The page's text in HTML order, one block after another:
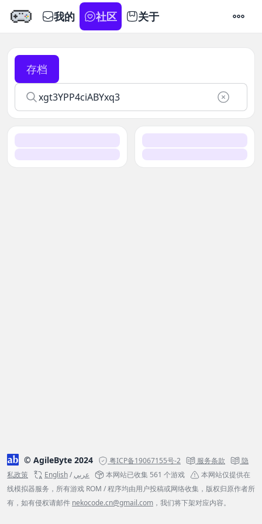
我的 社区 关于 设置
存档
© AgileByte 2024 粤ICP备19067155号-2 服务条款
隐
私政策
English/عربي 本网站已收集 561 个游戏
本网站仅提供在
线模拟器服务，所有游戏 ROM / 程序均由用户投稿或网络收集，版权归原作者所
有，如有侵权请邮件 nekocode.cn@gmail.com ，我们将下架对应内容。